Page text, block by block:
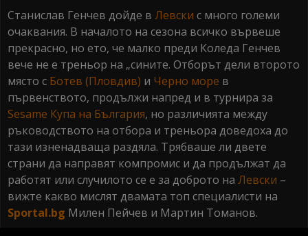
Станислав Генчев дойде в Левски с много големи
очаквания. В началото на сезона всичко вървеше
прекрасно, но ето, че малко преди Коледа Генчев
вече не е треньор на „сините. Отборът дели второто
място с Ботев (Пловдив) и Черно море в
първенството, продължи напред и в турнира за
Sesame Купа на България, но различията между
ръководството на отбора и треньора доведоха до
тази изненадваща раздяла. Трябваше ли двете
страни да направят компромис и да продължат да
работят или случилото се е за доброто на Левски –
вижте какво мислят двамата топ специалисти на
Sportal.bg Милен Пейчев и Мартин Томанов.